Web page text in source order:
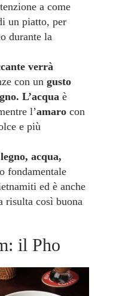
a come
un piatto, per
durante la
verrà
con un gusto
L’acqua è
l’amaro con
e più
acqua,
fondamentale
ed è anche
risulta così buona
il Pho